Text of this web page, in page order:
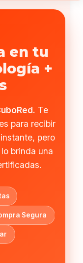
en tu
+
Te
para recibir
pero
brinda una
Segura